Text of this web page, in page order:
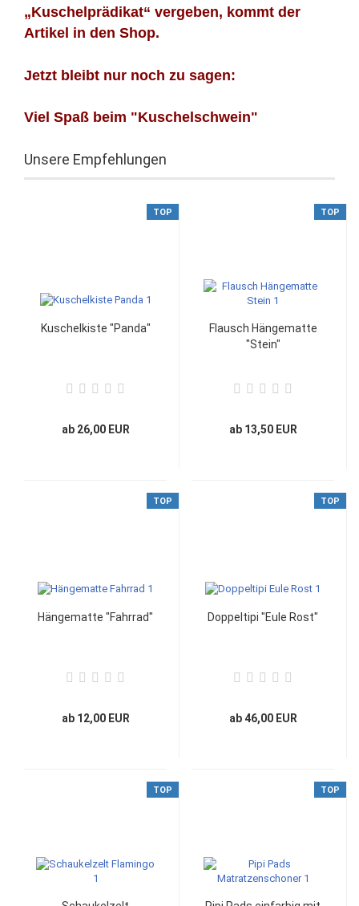
„Kuschelprädikat“ vergeben, kommt der
Artikel in den Shop.
Jetzt bleibt nur noch zu sagen:
Viel Spaß beim "Kuschelschwein"
Unsere Empfehlungen
TOP
Kuschelkiste "Panda"
ab 26,00 EUR
TOP
Flausch Hängematte
"Stein"
ab 13,50 EUR
TOP
Hängematte "Fahrrad"
ab 12,00 EUR
TOP
Doppeltipi "Eule Rost"
ab 46,00 EUR
TOP TOP